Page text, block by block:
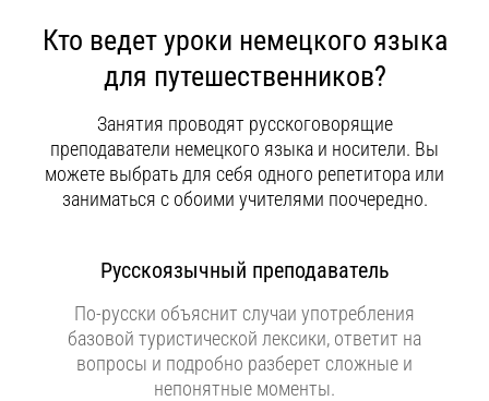
Кто ведет уроки немецкого языка
для путешественников?
Занятия проводят русскоговорящие
преподаватели немецкого языка и носители. Вы
можете выбрать для себя одного репетитора или
заниматься с обоими учителями поочередно.
Русскоязычный преподаватель
По-русски объяснит случаи употребления
базовой туристической лексики, ответит на
вопросы и подробно разберет сложные и
непонятные моменты.